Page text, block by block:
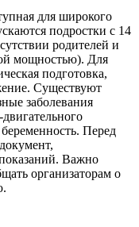
для широкого
подростки с 14
родителей и
мощностью). Для
подготовка,
Существуют
заболевания
Перед
Важно
организаторам о